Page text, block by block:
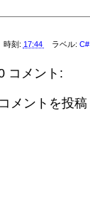
時刻: 17:44 ラベル:C#
コメント:
コメントを投稿